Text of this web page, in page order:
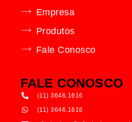
Empresa
Produtos
Fale Conosco
FALE CONOSCO
(11) 3646.1616
(11) 3646.1616